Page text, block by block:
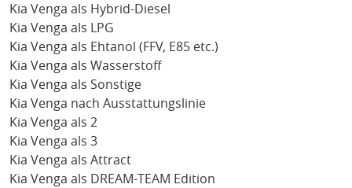
Kia Venga als Hybrid-Diesel
Kia Venga als LPG
Kia Venga als Ehtanol (FFV, E85 etc.)
Kia Venga als Wasserstoff
Kia Venga als Sonstige
Kia Venga nach Ausstattungslinie
Kia Venga als 2
Kia Venga als 3
Kia Venga als Attract
Kia Venga als DREAM-TEAM Edition